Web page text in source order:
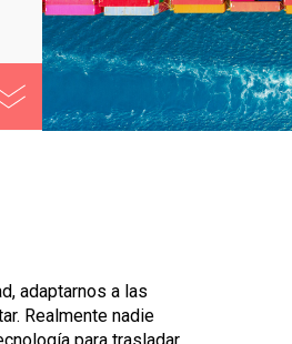
adaptarnos a las
Realmente nadie